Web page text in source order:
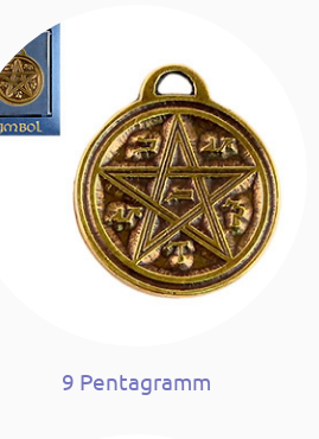
9 Pentagramm